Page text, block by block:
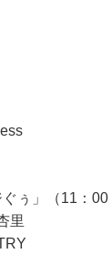
ぅ」（11：00
里